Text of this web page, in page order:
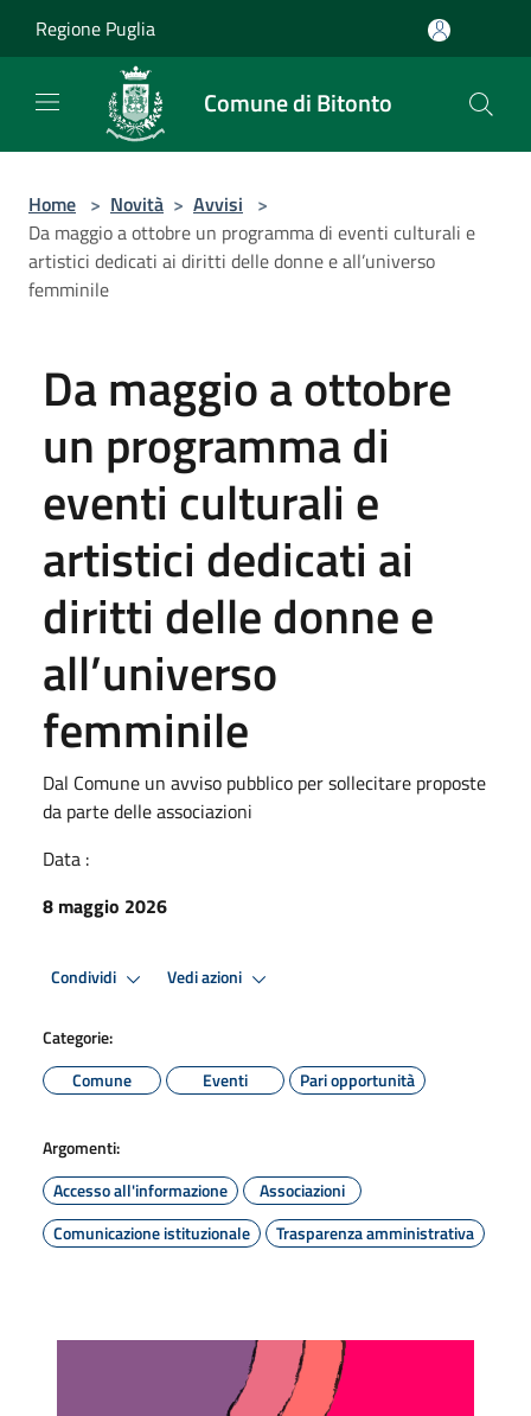
Regione Puglia
Comune di Bitonto
Home > Novità > Avvisi >
Da maggio a ottobre un programma di eventi culturali e
artistici dedicati ai diritti delle donne e all’universo
femminile
Da maggio a ottobre
un programma di
eventi culturali e
artistici dedicati ai
diritti delle donne e
all’universo
femminile
Dal Comune un avviso pubblico per sollecitare proposte
da parte delle associazioni
Data :
8 maggio 2026
Condividi Vedi azioni
Categorie:
Comune
Eventi Pari opportunità
Argomenti:
Accesso all'informazione
Associazioni
Comunicazione istituzionale
Trasparenza amministrativa